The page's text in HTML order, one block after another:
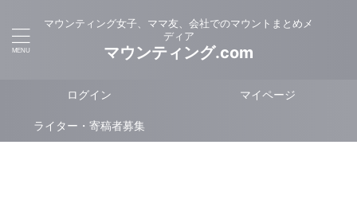
マウンティング女子、ママ友、会社でのマウントまとめメ
ディア
マウンティング.com
ログイン マイページ
ライター・寄稿者募集